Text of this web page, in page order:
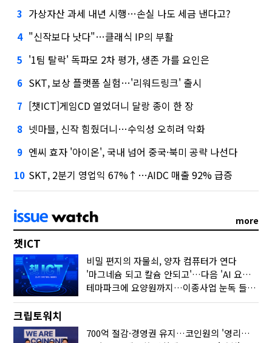
3 가상자산 과세 내년 시행…손실 나도 세금 낸다고?
4 "신작보다 낫다"…클래식 IP의 부활
5 '1팀 탈락' 독파모 2차 평가, 생존 가를 요인은
6 SKT, 보상 플랫폼 실험…'리워드링크' 출시
7 [챗ICT]게임CD 열었더니 달랑 종이 한 장
8 넷마블, 신작 힘줬더니…수익성 오히려 악화
9 엔씨 효자 '아이온', 국내 넘어 중국·북미 공략 나선다
10 SKT, 2분기 영업익 67%↑…AIDC 매출 92% 급증
more
챗ICT
비밀 편지의 자물쇠, 양자 컴퓨터가 연다
'마그네슘 되고 칼슘 안되고'…다음 'AI 요약' 갈 길은
테마파크에 요양원까지…이종사업 눈독 들이는 게임사
크립토워치
700억 절감·경영권 유지…코인원의 '영리한 딜'